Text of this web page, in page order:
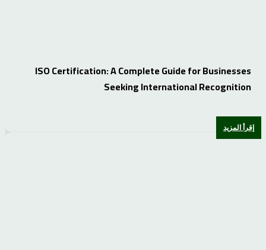
ISO Certification: A Complete Guide for Businesses
Seeking International Recognition
إقرأ المزيد